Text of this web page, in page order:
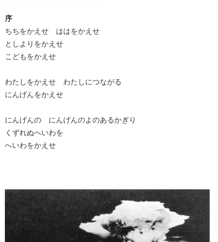
序
ちちをかえせ ははをかえせ
としよりをかえせ
こどもをかえせ
わたしをかえせ わたしにつながる
にんげんをかえせ
にんげんの にんげんのよのあるかぎり
くずれぬへいわを
へいわをかえせ